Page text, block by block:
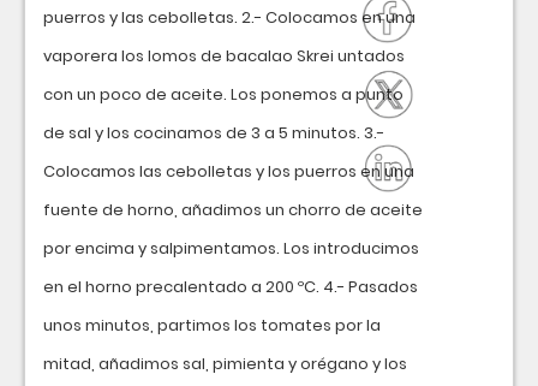
puerros y las cebolletas. 2.- Colocamos en una
vaporera los lomos de bacalao Skrei untados
con un poco de aceite. Los ponemos a punto
de sal y los cocinamos de 3 a 5 minutos. 3.-
Colocamos las cebolletas y los puerros en una
fuente de horno, añadimos un chorro de aceite
por encima y salpimentamos. Los introducimos
en el horno precalentado a 200 ºC. 4.- Pasados
unos minutos, partimos los tomates por la
mitad, añadimos sal, pimienta y orégano y los